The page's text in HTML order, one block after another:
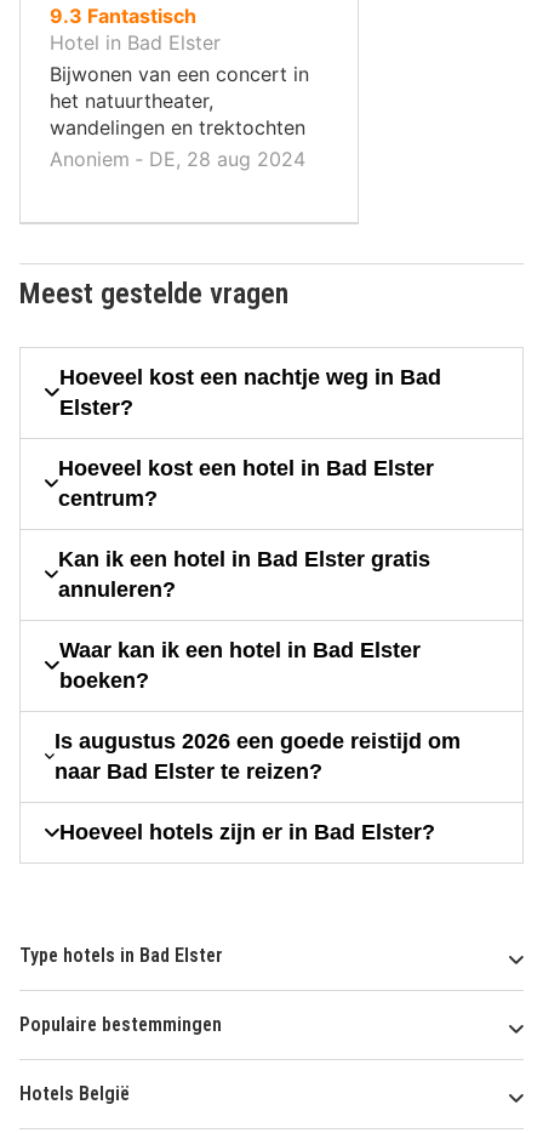
9.3 uit
10
,
Fantastisch
Hotel in Bad Elster
Bijwonen van een concert in
het natuurtheater,
wandelingen en trektochten
Anoniem ‐ DE, 28 aug 2024
Meest gestelde vragen
Hoeveel kost een nachtje weg in Bad
Elster?
Hoeveel kost een hotel in Bad Elster
centrum?
Kan ik een hotel in Bad Elster gratis
annuleren?
Waar kan ik een hotel in Bad Elster
boeken?
Is augustus 2026 een goede reistijd om
naar Bad Elster te reizen?
Hoeveel hotels zijn er in Bad Elster?
Type hotels in Bad Elster
Populaire bestemmingen
Hotels België